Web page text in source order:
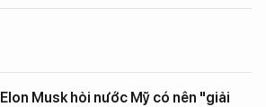
Elon Musk hỏi nước Mỹ có nên "giải